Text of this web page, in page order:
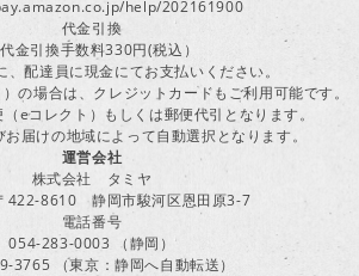
help/202161900
代金引換
代金引換手数料330円(税込）
、配達員に現金にてお支払いください。
の場合は、クレジットカードもご利用可能です。
（eコレクト）もしくは郵便代引となります。
届けの地域によって自動選択となります。
運営会社
株式会社 タミヤ
422-8610 静岡市駿河区恩田原3-7
電話番号
054-283-0003 （静岡）
3765 （東京：静岡へ自動転送）